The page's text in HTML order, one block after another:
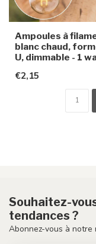
Ampoules à
blanc chaud,
U, dimmable - 1
€2,15
Souhaitez-
tendances ?
Abonnez-vous à